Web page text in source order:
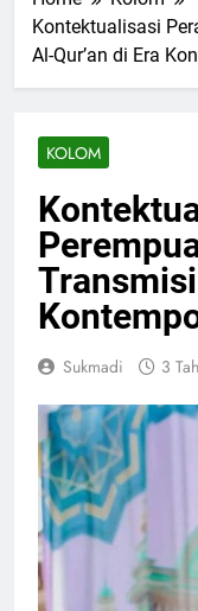
Kontektualisasi
Al-Qur’an di Era
KOLOM
Sukmadi 3